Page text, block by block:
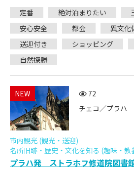
定番
絶対泊まりたい
安心安全
都会
異文化
送迎付き
ショッピング
自然探勝
NEW
72
チェコ／プラハ
市内観光 (観光・送迎)
名所旧跡・歴史・文化を知る (趣味・教
プラハ発 ストラホフ修道院図書